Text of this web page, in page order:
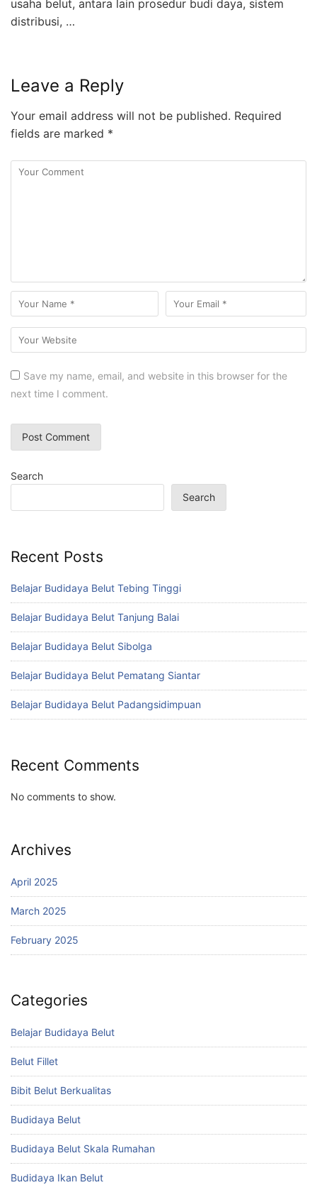
usaha belut, antara lain prosedur budi daya, sistem
distribusi, …
Leave a Reply
Your email address will not be published. Required
fields are marked *
Save my name, email, and website in this browser for the
next time I comment.
Search
Search
Recent Posts
Belajar Budidaya Belut Tebing Tinggi
Belajar Budidaya Belut Tanjung Balai
Belajar Budidaya Belut Sibolga
Belajar Budidaya Belut Pematang Siantar
Belajar Budidaya Belut Padangsidimpuan
Recent Comments
No comments to show.
Archives
April 2025
March 2025
February 2025
Categories
Belajar Budidaya Belut
Belut Fillet
Bibit Belut Berkualitas
Budidaya Belut
Budidaya Belut Skala Rumahan
Budidaya Ikan Belut